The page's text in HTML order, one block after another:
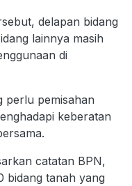
delapan bidang
lainnya masih
di
perlu pemisahan
keberatan
catatan BPN,
bidang tanah yang